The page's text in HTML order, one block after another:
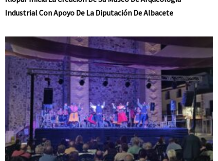
Industrial Con Apoyo De La Diputación De Albacete